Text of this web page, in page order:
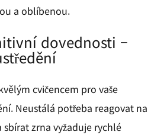
a oblíbenou.
dovednosti –
cvičencem pro vaše
Neustálá potřeba reagovat na
sbírat zrna vyžaduje rychlé